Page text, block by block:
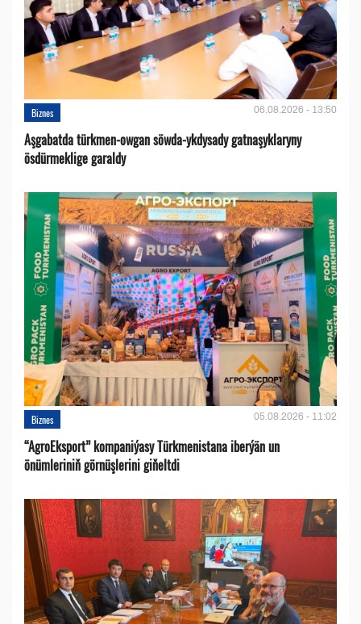
Biznes 06.08.2026 - 13:50
Aşgabatda türkmen-owgan söwda-ykdysady gatnaşyklaryny
ösdürmeklige garaldy
Biznes 05.08.2026 - 11:02
“AgroEksport” kompaniýasy Türkmenistana iberýän un
önümleriniň görnüşlerini giňeltdi